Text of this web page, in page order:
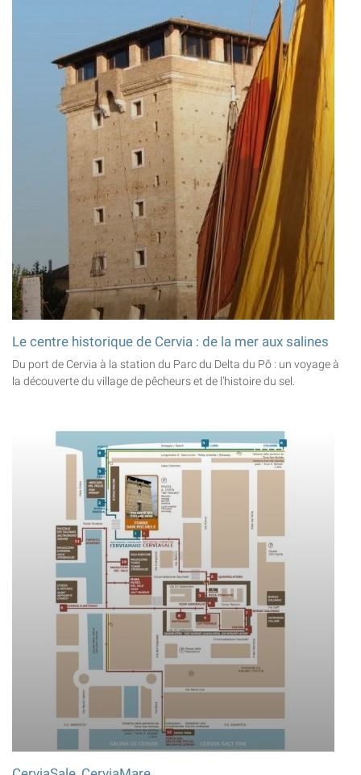
Le centre historique de Cervia : de la mer aux salines
Du port de Cervia à la station du Parc du Delta du Pô : un voyage à
la découverte du village de pêcheurs et de l’histoire du sel.